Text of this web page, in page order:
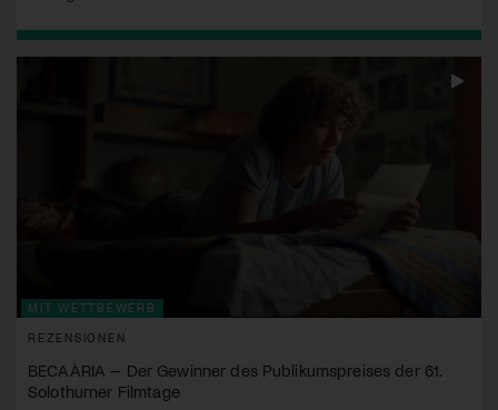
MIT WETTBEWERB
REZENSIONEN
BECAÀRIA – Der Gewinner des Publikumspreises der 61.
Solothurner Filmtage